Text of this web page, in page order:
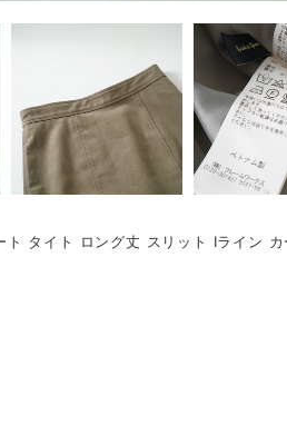
タイト ロング丈 スリット Iライン カ